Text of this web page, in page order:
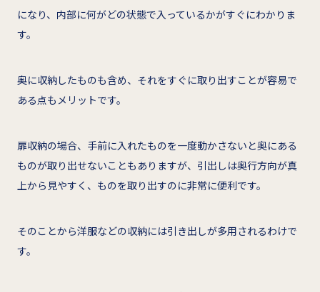
になり、内部に何がどの状態で入っているかがすぐにわかりま
す。
奥に収納したものも含め、それをすぐに取り出すことが容易で
ある点もメリットです。
扉収納の場合、手前に入れたものを一度動かさないと奥にある
ものが取り出せないこともありますが、引出しは奥行方向が真
上から見やすく、ものを取り出すのに非常に便利です。
そのことから洋服などの収納には引き出しが多用されるわけで
す。